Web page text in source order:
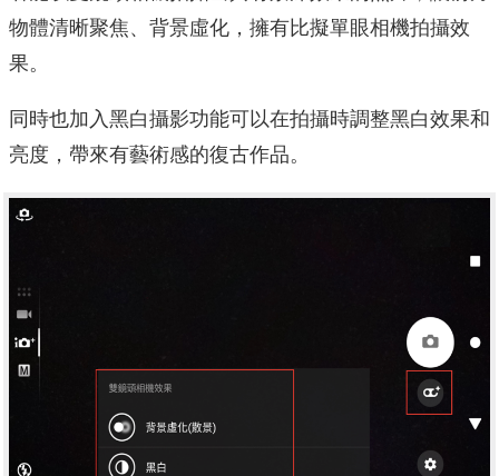
物體清晰聚焦、背景虛化，擁有比擬單眼相機拍攝效
果。
同時也加入黑白攝影功能可以在拍攝時調整黑白效果和
亮度，帶來有藝術感的復古作品。